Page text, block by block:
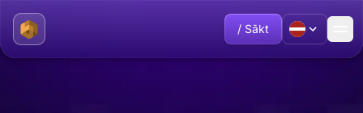
/ Sākt